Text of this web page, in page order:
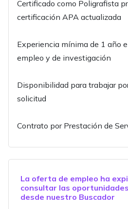
Certificado como Poligrafista
certificación APA actualizada
Experiencia mínima de 1 año
empleo y de investigación
Disponibilidad para trabajar
solicitud
Contrato por Prestación de
La oferta de empleo ha
consultar las
desde nuestro Buscador